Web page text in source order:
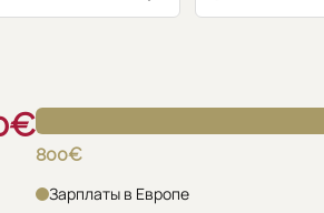
800€
Зарплаты в Европе